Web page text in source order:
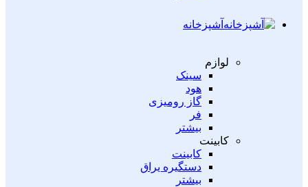
آشپزخانه
لوازم
سینک
هود
گاز رومیزی
فر
بیشتر
کابینت
کابینت
دستگیره یراق
بیشتر